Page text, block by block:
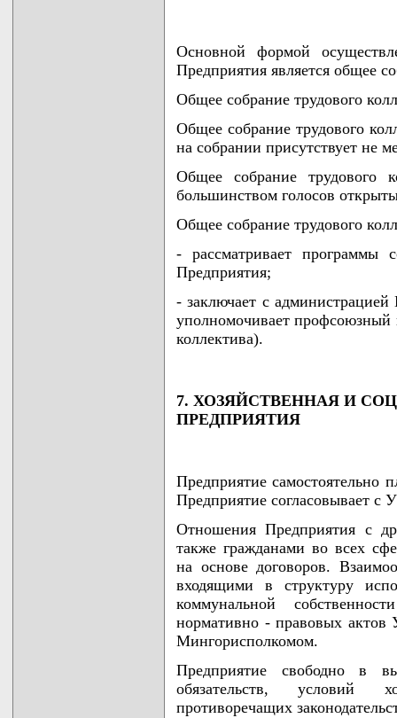
Основной формой
Предприятия является общее
Общее собрание трудового
Общее собрание трудового
на собрании присутствует не
Общее собрание трудового
большинством голосов
Общее собрание трудового
- рассматривает программы
Предприятия;
- заключает с
уполномочивает профсоюзный
коллектива).
7. ХОЗЯЙСТВЕННАЯ И
ПРЕДПРИЯТИЯ
Предприятие самостоятельно
Предприятие согласовывает с
Отношения Предприятия с
также гражданами во всех
на основе договоров.
входящими в структуру
коммунальной
нормативно - правовых
Мингорисполкомом.
Предприятие свободно в
обязательств, условий
противоречащих